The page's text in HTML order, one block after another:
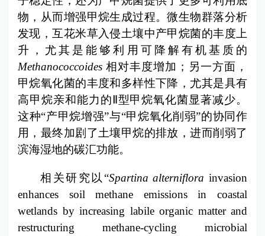
物，从而增强甲烷生成过程。微生物群落分析
发现，互花米草入侵土壤中产甲烷菌的丰度上
升，尤其是能够利用可降解有机基质的
Methanococcoides 相对丰度增加；另一方面，
甲烷氧化菌的丰度和多样性下降，尤其是具有
高甲烷亲和能力的Ⅱ型甲烷氧化菌显著减少。
这种“产甲烷增强”与“甲烷氧化削弱”的协同作
用，最终加剧了土壤甲烷的排放，进而削弱了
滨海湿地的碳汇功能。
相关研究以“Spartina alterniflora invasion
enhances soil methane emissions in coastal
wetlands by increasing labile organic matter and
restructuring methane-cycling microbial